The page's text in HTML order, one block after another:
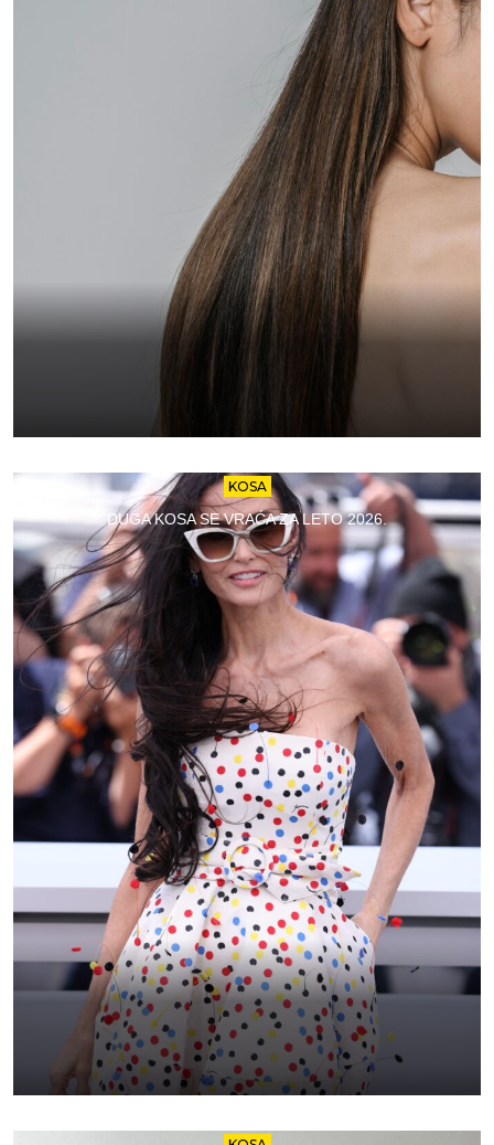
KOSA
DUGA KOSA SE VRAĆA ZA LETO 2026.